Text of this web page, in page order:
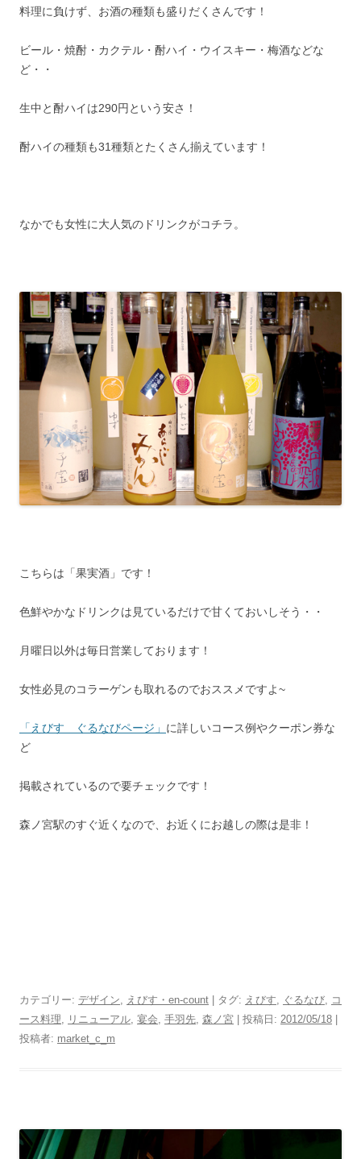
料理に負けず、お酒の種類も盛りだくさんです！
ビール・焼酎・カクテル・酎ハイ・ウイスキー・梅酒などな
ど・・
生中と酎ハイは290円という安さ！
酎ハイの種類も31種類とたくさん揃えています！
なかでも女性に大人気のドリンクがコチラ。
こちらは「果実酒」です！
色鮮やかなドリンクは見ているだけで甘くておいしそう・・
月曜日以外は毎日営業しております！
女性必見のコラーゲンも取れるのでおススメですよ~
「えびす ぐるなびページ」 に詳しいコース例やクーポン券な
ど
掲載されているので要チェックです！
森ノ宮駅のすぐ近くなので、お近くにお越しの際は是非！
カテゴリー: デザイン, えびす・en-count | タグ: えびす, ぐるなび, コ
ース料理, リニューアル, 宴会, 手羽先, 森ノ宮 | 投稿日: 2012/05/18
投稿者: market_c_m